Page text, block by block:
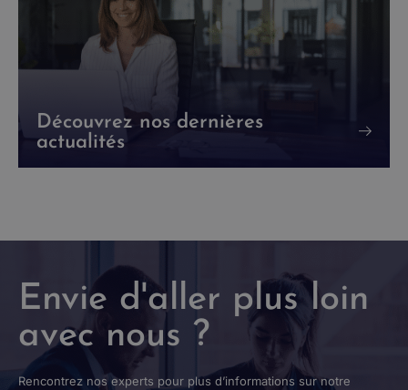
Découvrez nos dernières
actualités
Envie d'aller plus loin
avec nous ?
Rencontrez nos experts pour plus d’informations sur notre